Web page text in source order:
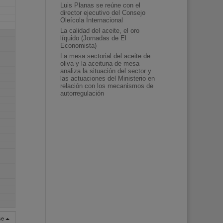
Luis Planas se reúne con el
director ejecutivo del Consejo
Oleícola Internacional
La calidad del aceite, el oro
líquido (Jornadas de El
Economista)
La mesa sectorial del aceite de
oliva y la aceituna de mesa
analiza la situación del sector y
las actuaciones del Ministerio en
relación con los mecanismos de
autorregulación